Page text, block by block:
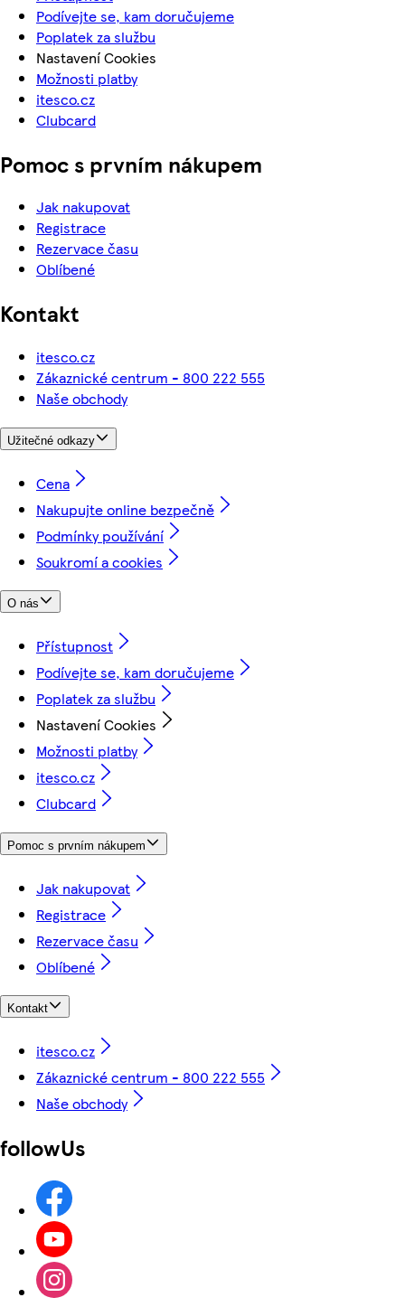
Podívejte se, kam doručujeme
Poplatek za službu
Nastavení Cookies
Možnosti platby
itesco.cz
Clubcard
Pomoc s prvním nákupem
Jak nakupovat
Registrace
Rezervace času
Oblíbené
Kontakt
itesco.cz
Zákaznické centrum - 800 222 555
Naše obchody
Užitečné odkazy
Cena
Nakupujte online bezpečně
Podmínky používání
Soukromí a cookies
O nás
Přístupnost
Podívejte se, kam doručujeme
Poplatek za službu
Nastavení Cookies
Možnosti platby
itesco.cz
Clubcard
Pomoc s prvním nákupem
Jak nakupovat
Registrace
Rezervace času
Oblíbené
Kontakt
itesco.cz
Zákaznické centrum - 800 222 555
Naše obchody
followUs